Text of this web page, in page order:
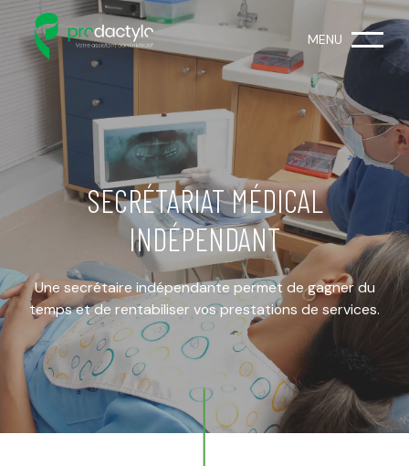
MENU
SECRÉTARIAT MÉDICAL
INDÉPENDANT
Une secrétaire indépendante permet de gagner du
tempset de rentabiliser vos prestations de services.